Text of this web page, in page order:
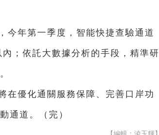
今年第一季度，智能快捷查驗通道
；依託大數據分析的手段，精準研
在優化通關服務保障、完善口岸功
通道。（完）
【編輯：淩玉輝】